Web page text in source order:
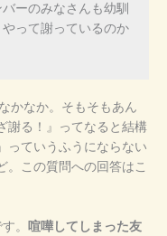
ーのみなさんも幼馴
って謝っているのか
かなか。そもそもあん
謝る！』ってなると結構
っていうふうにならない
。この質問への回答はこ
。 喧嘩してしまった友